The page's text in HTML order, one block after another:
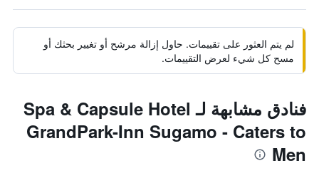
لم يتم العثور على تقييمات. حاول إزالة مرشح أو تغيير بحثك أو
مسح كل شيء لعرض التقييمات.
فنادق مشابهة لـ Spa & Capsule Hotel
GrandPark-Inn Sugamo - Caters to
Men